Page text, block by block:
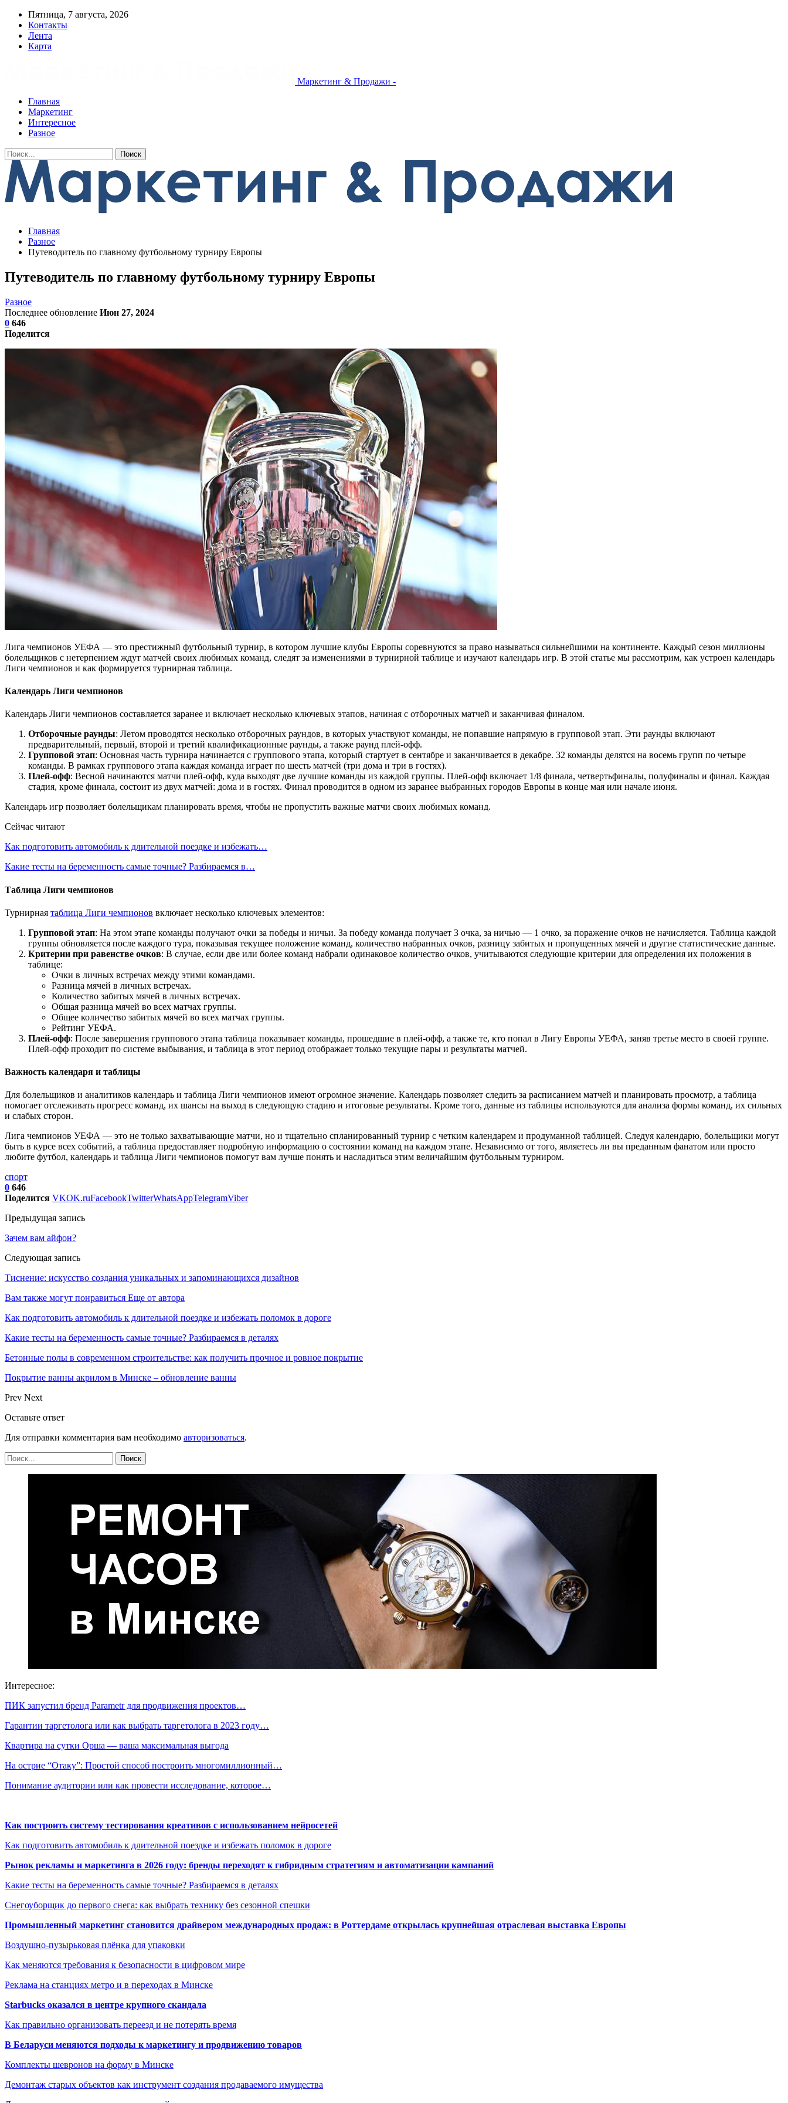
Пятница, 7 августа, 2026
Контакты
Лента
Карта
Маркетинг & Продажи -
Главная
Маркетинг
Интересное
Разное
Главная
Разное
Путеводитель по главному футбольному турниру Европы
Путеводитель по главному футбольному турниру Европы
Разное
Последнее обновление Июн 27, 2024
0 646
Поделится
Лига чемпионов УЕФА — это престижный футбольный турнир, в котором лучшие клубы Европы соревнуются за право называться сильнейшими на континенте. Каждый сезон миллионы
болельщиков с нетерпением ждут матчей своих любимых команд, следят за изменениями в турнирной таблице и изучают календарь игр. В этой статье мы рассмотрим, как устроен календарь
Лиги чемпионов и как формируется турнирная таблица.
Календарь Лиги чемпионов
Календарь Лиги чемпионов составляется заранее и включает несколько ключевых этапов, начиная с отборочных матчей и заканчивая финалом.
Отборочные раунды: Летом проводятся несколько отборочных раундов, в которых участвуют команды, не попавшие напрямую в групповой этап. Эти раунды включают
предварительный, первый, второй и третий квалификационные раунды, а также раунд плей-офф.
Групповой этап: Основная часть турнира начинается с группового этапа, который стартует в сентябре и заканчивается в декабре. 32 команды делятся на восемь групп по четыре
команды. В рамках группового этапа каждая команда играет по шесть матчей (три дома и три в гостях).
Плей-офф: Весной начинаются матчи плей-офф, куда выходят две лучшие команды из каждой группы. Плей-офф включает 1/8 финала, четвертьфиналы, полуфиналы и финал. Каждая
стадия, кроме финала, состоит из двух матчей: дома и в гостях. Финал проводится в одном из заранее выбранных городов Европы в конце мая или начале июня.
Календарь игр позволяет болельщикам планировать время, чтобы не пропустить важные матчи своих любимых команд.
Сейчас читают
Как подготовить автомобиль к длительной поездке и избежать…
Какие тесты на беременность самые точные? Разбираемся в…
Таблица Лиги чемпионов
Турнирная таблица Лиги чемпионов включает несколько ключевых элементов:
Групповой этап: На этом этапе команды получают очки за победы и ничьи. За победу команда получает 3 очка, за ничью — 1 очко, за поражение очков не начисляется. Таблица каждой
группы обновляется после каждого тура, показывая текущее положение команд, количество набранных очков, разницу забитых и пропущенных мячей и другие статистические данные.
Критерии при равенстве очков: В случае, если две или более команд набрали одинаковое количество очков, учитываются следующие критерии для определения их положения в
таблице:
Очки в личных встречах между этими командами.
Разница мячей в личных встречах.
Количество забитых мячей в личных встречах.
Общая разница мячей во всех матчах группы.
Общее количество забитых мячей во всех матчах группы.
Рейтинг УЕФА.
Плей-офф: После завершения группового этапа таблица показывает команды, прошедшие в плей-офф, а также те, кто попал в Лигу Европы УЕФА, заняв третье место в своей группе.
Плей-офф проходит по системе выбывания, и таблица в этот период отображает только текущие пары и результаты матчей.
Важность календаря и таблицы
Для болельщиков и аналитиков календарь и таблица Лиги чемпионов имеют огромное значение. Календарь позволяет следить за расписанием матчей и планировать просмотр, а таблица
помогает отслеживать прогресс команд, их шансы на выход в следующую стадию и итоговые результаты. Кроме того, данные из таблицы используются для анализа формы команд, их сильных
и слабых сторон.
Лига чемпионов УЕФА — это не только захватывающие матчи, но и тщательно спланированный турнир с четким календарем и продуманной таблицей. Следуя календарю, болельщики могут
быть в курсе всех событий, а таблица предоставляет подробную информацию о состоянии команд на каждом этапе. Независимо от того, являетесь ли вы преданным фанатом или просто
любите футбол, календарь и таблица Лиги чемпионов помогут вам лучше понять и насладиться этим величайшим футбольным турниром.
спорт
0 646
Поделится VKOK.ruFacebookTwitterWhatsAppTelegramViber
Предыдущая запись
Зачем вам айфон?
Следующая запись
Тиснение: искусство создания уникальных и запоминающихся дизайнов
Вам также могут понравиться Еще от автора
Как подготовить автомобиль к длительной поездке и избежать поломок в дороге
Какие тесты на беременность самые точные? Разбираемся в деталях
Бетонные полы в современном строительстве: как получить прочное и ровное покрытие
Покрытие ванны акрилом в Минске – обновление ванны
Prev Next
Оставьте ответ
Для отправки комментария вам необходимо авторизоваться.
Интересное:
ПИК запустил бренд Parametr для продвижения проектов…
Гарантии таргетолога или как выбрать таргетолога в 2023 году…
Квартира на сутки Орша — ваша максимальная выгода
На острие “Отаку”: Простой способ построить многомиллионный…
Понимание аудитории или как провести исследование, которое…
Как построить систему тестирования креативов с использованием нейросетей
Как подготовить автомобиль к длительной поездке и избежать поломок в дороге
Рынок рекламы и маркетинга в 2026 году: бренды переходят к гибридным стратегиям и автоматизации кампаний
Какие тесты на беременность самые точные? Разбираемся в деталях
Снегоуборщик до первого снега: как выбрать технику без сезонной спешки
Промышленный маркетинг становится драйвером международных продаж: в Роттердаме открылась крупнейшая отраслевая выставка Европы
Воздушно-пузырьковая плёнка для упаковки
Как меняются требования к безопасности в цифровом мире
Реклама на станциях метро и в переходах в Минске
Starbucks оказался в центре крупного скандала
Как правильно организовать переезд и не потерять время
В Беларуси меняются подходы к маркетингу и продвижению товаров
Комплекты шевронов на форму в Минске
Демонтаж старых объектов как инструмент создания продаваемого имущества